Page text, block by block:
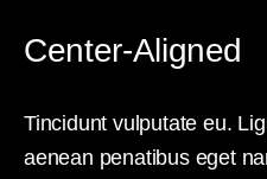
Center-Aligned
Tincidunt vulputate eu.
aenean penatibus eget